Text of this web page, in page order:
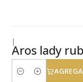
|
Aros lady
Cantidad